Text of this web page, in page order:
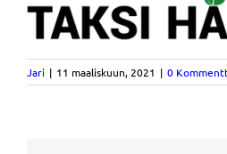
Jari | 11 maaliskuun, 2021 | 0